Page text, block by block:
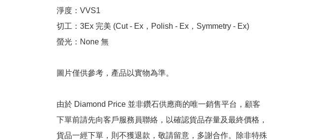
淨度：VVS1
切工：3Ex 完美 (Cut - Ex，Polish - Ex，Symmetry - Ex)
螢光：None 無
圖片僅供參考，產品以實物為準。
由於 Diamond Price 並非鑽石供應商的唯一銷售平台，顧客
下單前請先向客戶服務員聯絡，以確認貨品存量及最終價格，
貨品一經下單，則不獲退款，敬請留意，多謝合作。除非特殊